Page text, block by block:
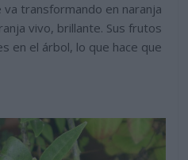
transformando en naranja
vivo, brillante. Sus frutos
en el árbol, lo que hace que